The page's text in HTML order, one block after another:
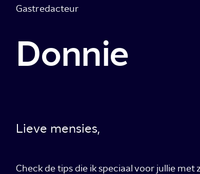
Gastredacteur
Donnie
Lieve mensies,
Check de tips die ik speciaal voor jullie met